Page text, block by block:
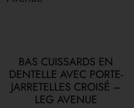
BAS CUISSARDS EN
DENTELLE AVEC PORTE-
JARRETELLES CROISÉ –
LEG AVENUE